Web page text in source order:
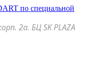
по специальной
2а. БЦ SK PLAZA